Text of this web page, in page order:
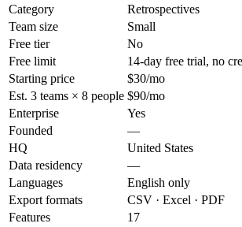
Category
Retrospectives
Team size
Small
Free tier
No
Free limit
14-day free trial, no
Starting price
$30/mo
Est. 3 teams × 8 people $90/mo
Enterprise
Yes
Founded
—
HQ
United States
Data residency
—
Languages
English only
Export formats
CSV · Excel · PDF
Features
17